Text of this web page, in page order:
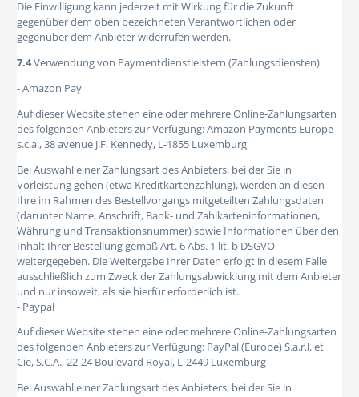
Die Einwilligung kann jederzeit mit Wirkung für die Zukunft
gegenüber dem oben bezeichneten Verantwortlichen oder
gegenüber dem Anbieter widerrufen werden.
7.4Verwendung von Paymentdienstleistern (Zahlungsdiensten)
- Amazon Pay
Auf dieser Website stehen eine oder mehrere Online-Zahlungsarten
des folgenden Anbieters zur Verfügung: Amazon Payments Europe
s.c.a., 38 avenue J.F. Kennedy, L-1855 Luxemburg
Bei Auswahl einer Zahlungsart des Anbieters, bei der Sie in
Vorleistung gehen (etwa Kreditkartenzahlung), werden an diesen
Ihre im Rahmen des Bestellvorgangs mitgeteilten Zahlungsdaten
(darunter Name, Anschrift, Bank- und Zahlkarteninformationen,
Währung und Transaktionsnummer) sowie Informationen über den
Inhalt Ihrer Bestellung gemäß Art. 6 Abs. 1 lit. b DSGVO
weitergegeben. Die Weitergabe Ihrer Daten erfolgt in diesem Falle
ausschließlich zum Zweck der Zahlungsabwicklung mit dem Anbieter
und nur insoweit, als sie hierfür erforderlich ist.
- Paypal
Auf dieser Website stehen eine oder mehrere Online-Zahlungsarten
des folgenden Anbieters zur Verfügung: PayPal (Europe) S.a.r.l. et
Cie, S.C.A., 22-24 Boulevard Royal, L-2449 Luxemburg
Bei Auswahl einer Zahlungsart des Anbieters, bei der Sie in